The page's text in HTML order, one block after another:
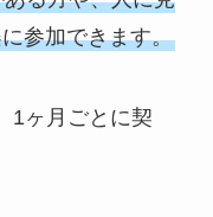
参加できます。
1ヶ月ごとに契